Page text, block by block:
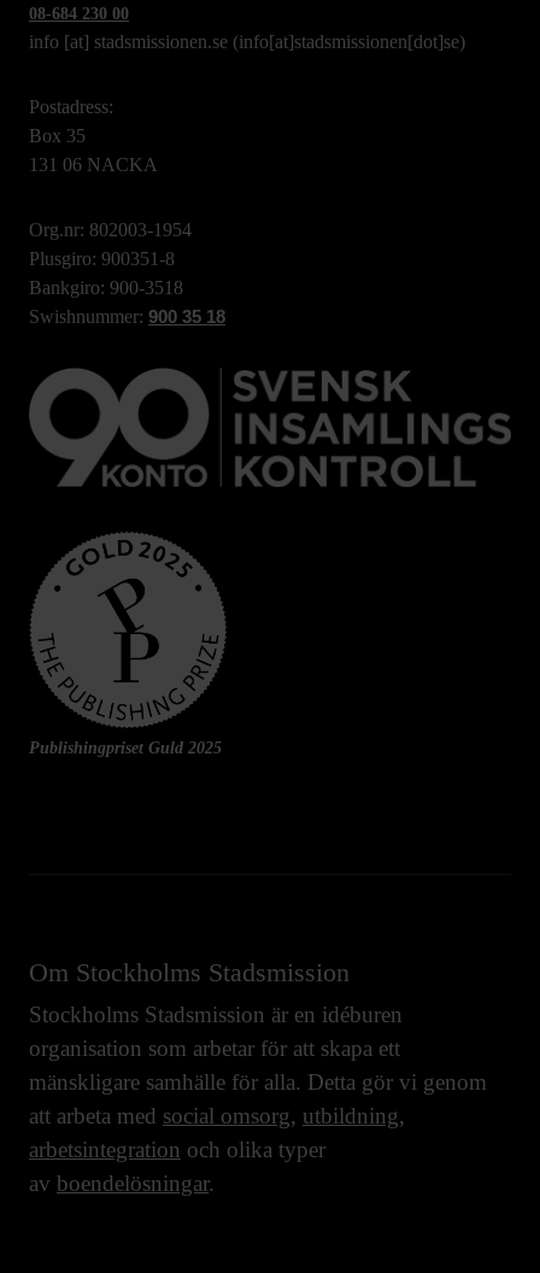
08-684 230 00
info [at] stadsmissionen.se (info[at]stadsmissionen[dot]se)
Postadress:
Box 35
131 06 NACKA
Org.nr: 802003-1954
Plusgiro: 900351-8
Bankgiro: 900-3518
Swishnummer: 900 35 18
Publishingpriset Guld 2025
Om Stockholms Stadsmission
Stockholms Stadsmission är en idéburen
organisation som arbetar för att skapa ett
mänskligare samhälle för alla. Detta gör vi genom
att arbeta med social omsorg, utbildning,
arbetsintegration och olika typer
av boendelösningar.